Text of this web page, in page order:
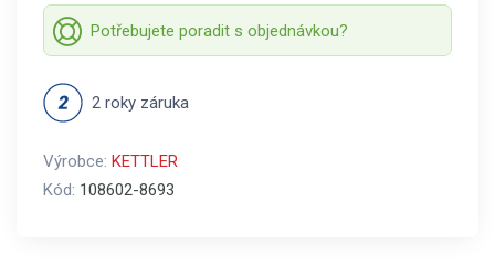
Potřebujete poradit s objednávkou?
2 roky záruka
Výrobce: KETTLER
Kód: 108602-8693